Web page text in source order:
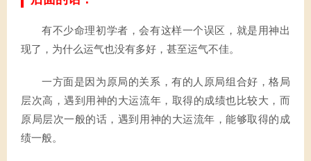
有不少命理初学者，会有这样一个误区，就是用神出
现了，为什么运气也没有多好，甚至运气不佳。
一方面是因为原局的关系，有的人原局组合好，格局
层次高，遇到用神的大运流年，取得的成绩也比较大，而
原局层次一般的话，遇到用神的大运流年，能够取得的成
绩一般。